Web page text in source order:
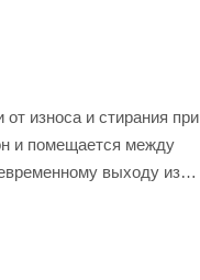
износа и стирания при
и помещается между
выходу из